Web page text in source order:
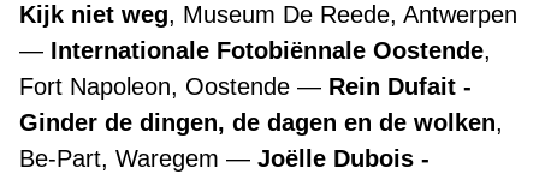
Kijk niet weg, Museum De Reede, Antwerpen
Internationale Fotobiënnale Oostende,
Fort Napoleon, Oostende
Rein Dufait -
Ginder de dingen, de dagen en de wolken,
Be-Part, Waregem
Joëlle Dubois -